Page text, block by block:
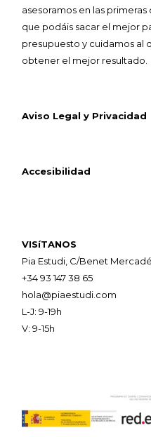
asesoramos en las
que podáis sacar el mejor
presupuesto y cuidamos al
obtener el mejor resultado.
Aviso Legal y Privacidad
Accesibilidad
VISíTANOS
Pia Estudi, C/Benet
+34 93 147 38 65
hola@piaestudi.com
L-J: 9-19h
V: 9-15h